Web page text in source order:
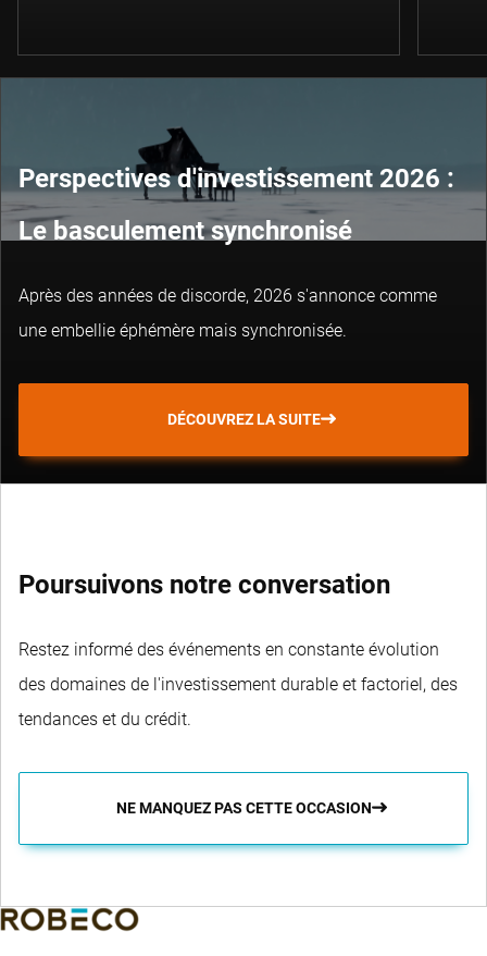
Perspectives d'investissement 2026 :
Le basculement synchronisé
Après des années de discorde, 2026 s'annonce comme
une embellie éphémère mais synchronisée.
DÉCOUVREZ LA SUITE
Poursuivons notre conversation
Restez informé des événements en constante évolution
des domaines de l'investissement durable et factoriel, des
tendances et du crédit.
NE MANQUEZ PAS CETTE OCCASION